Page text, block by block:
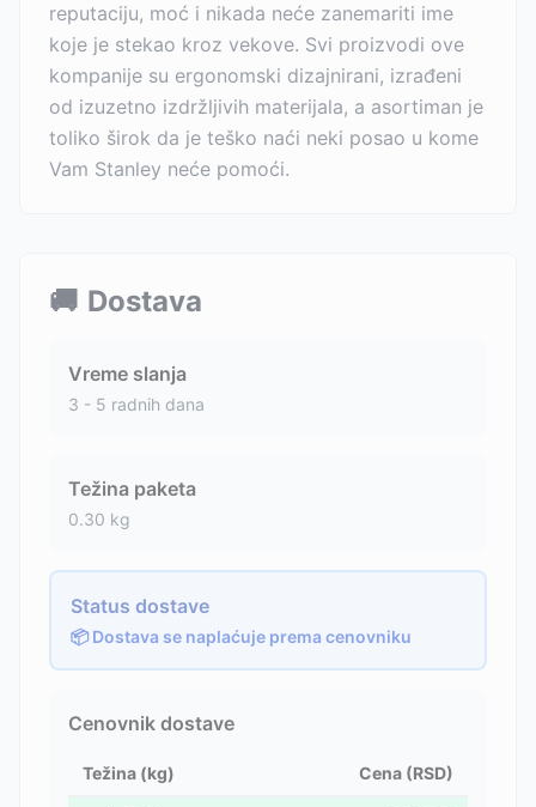
reputaciju, moć i nikada neće zanemariti ime
koje je stekao kroz vekove. Svi proizvodi ove
kompanije su ergonomski dizajnirani, izrađeni
od izuzetno izdržljivih materijala, a asortiman je
toliko širok da je teško naći neki posao u kome
Vam Stanley neće pomoći.
🚚 Dostava
Vreme slanja
3 - 5 radnih dana
Težina paketa
0.30 kg
Status dostave
📦 Dostava se naplaćuje prema cenovniku
Cenovnik dostave
Težina (kg) Cena (RSD)